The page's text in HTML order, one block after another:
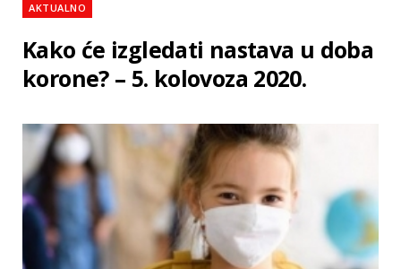
AKTUALNO
Kako će izgledati nastava u doba
korone? – 5. kolovoza 2020.